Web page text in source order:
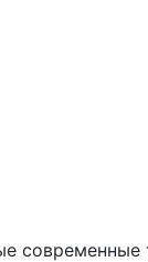
современные